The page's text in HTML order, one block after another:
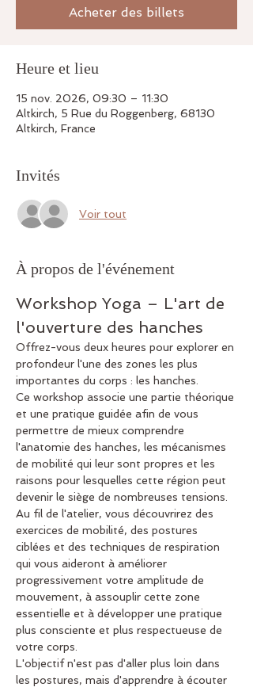
Acheter des billets
Heure et lieu
15 nov. 2026, 09:30 – 11:30
Altkirch, 5 Rue du Roggenberg, 68130
Altkirch, France
Invités
Voir tout
À propos de l'événement
Workshop Yoga – L'art de
l'ouverture des hanches
Offrez-vous deux heures pour explorer en
profondeur l'une des zones les plus
importantes du corps : les hanches.
Ce workshop associe une partie théorique
et une pratique guidée afin de vous
permettre de mieux comprendre
l'anatomie des hanches, les mécanismes
de mobilité qui leur sont propres et les
raisons pour lesquelles cette région peut
devenir le siège de nombreuses tensions.
Au fil de l'atelier, vous découvrirez des
exercices de mobilité, des postures
ciblées et des techniques de respiration
qui vous aideront à améliorer
progressivement votre amplitude de
mouvement, à assouplir cette zone
essentielle et à développer une pratique
plus consciente et plus respectueuse de
votre corps.
L'objectif n'est pas d'aller plus loin dans
les postures, mais d'apprendre à écouter